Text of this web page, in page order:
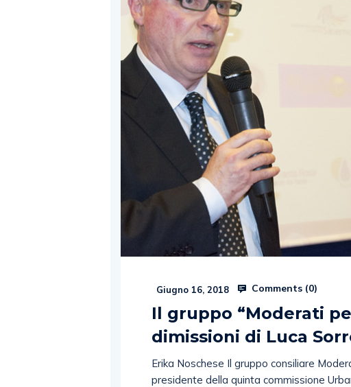
Giugno 16, 2018 Comments (0)
Il gruppo “Moderati
dimissioni di Luca
Erika Noschese Il gruppo consiliare
presidente della quinta commissione